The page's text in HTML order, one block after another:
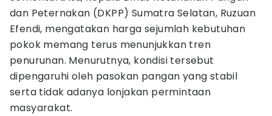
dan Peternakan (DKPP) Sumatra Selatan, Ruzuan
Efendi, mengatakan harga sejumlah kebutuhan
pokok memang terus menunjukkan tren
penurunan. Menurutnya, kondisi tersebut
dipengaruhi oleh pasokan pangan yang stabil
serta tidak adanya lonjakan permintaan
masyarakat.